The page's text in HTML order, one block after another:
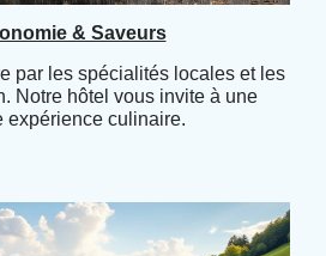
& Saveurs
par les spécialités locales et les
Notre hôtel vous invite à une
expérience culinaire.